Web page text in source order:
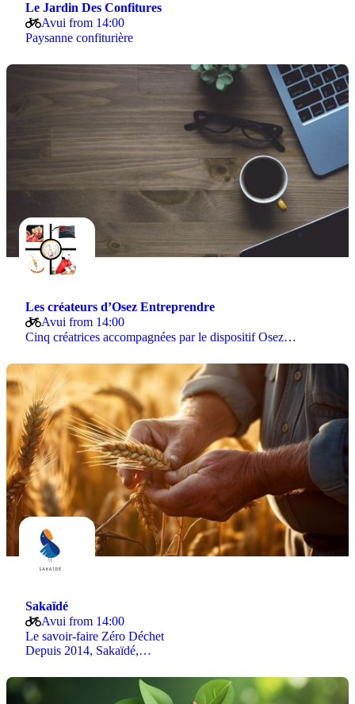
Le Jardin Des Confitures
Avui from 14:00
Paysanne confiturière
Les créateurs d’Osez Entreprendre
Avui from 14:00
Cinq créatrices accompagnées par le dispositif Osez…
Sakaïdé
Avui from 14:00
Le savoir-faire Zéro Déchet
Depuis 2014, Sakaïdé,…